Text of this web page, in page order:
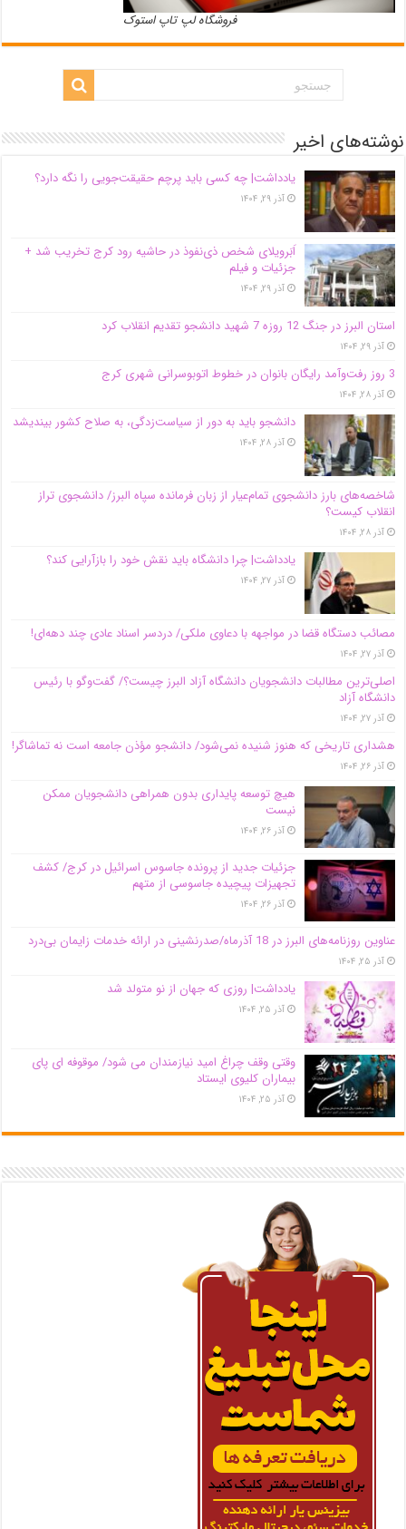
فروشگاه لپ تاپ استوک
نوشته‌های اخیر
یادداشت| ‌چه کسی باید پرچم حقیقت‌جویی را نگه دارد؟
آذر ۲۹, ۱۴۰۴
اَبَر‌ویلای شخص ذی‌نفوذ در حاشیه‌ رود کرج تخریب شد +
جزئیات و فیلم
آذر ۲۹, ۱۴۰۴
استان البرز در جنگ 12 روزه 7 شهید دانشجو تقدیم انقلاب کرد
آذر ۲۹, ۱۴۰۴
3 روز رفت‌وآمد رایگان بانوان در خطوط اتوبوسرانی شهری کرج
آذر ۲۸, ۱۴۰۴
دانشجو باید به دور از سیاست‌زدگی، به صلاح کشور بیندیشد
آذر ۲۸, ۱۴۰۴
شاخصه‌های بارز دانشجوی تمام‌عیار از زبان فرمانده سپاه البرز/ دانشجوی تراز
انقلاب کیست؟
آذر ۲۸, ۱۴۰۴
یادداشت| چرا دانشگاه باید نقش خود را بازآرایی کند؟
آذر ۲۷, ۱۴۰۴
مصائب دستگاه قضا در مواجهه با دعاوی ملکی/ دردسر اسناد عادی چند‌ دهه‌ای!
آذر ۲۷, ۱۴۰۴
اصلی‌ترین مطالبات دانشجویان دانشگاه آزاد البرز چیست؟/ گفت‌وگو با رئیس
دانشگاه آز‌اد
آذر ۲۷, ۱۴۰۴
هشداری تاریخی که هنوز شنیده نمی‌شود/ دانشجو مؤذن جامعه است نه تماشاگر!
آذر ۲۶, ۱۴۰۴
هیچ توسعه پایداری بدون همراهی دانشجویان ممکن
نیست
آذر ۲۶, ۱۴۰۴
جزئیات جدید از پرونده جاسوس اسرائیل در کرج/‌ کشف
تجهیزات پیچیده جاسوسی از متهم
آذر ۲۶, ۱۴۰۴
عناوین روزنامه‌های البرز در ‌18 آذرماه/صدرنشینی در ارائه خدمات زایمان بی‌درد
آذر ۲۵, ۱۴۰۴
یادداشت| روزی که جهان از نو متولد شد
آذر ۲۵, ۱۴۰۴
وقتی وقف چراغ امید نیازمندان می شود/ موقوفه ای پای
بیماران کلیوی ایستاد
آذر ۲۵, ۱۴۰۴